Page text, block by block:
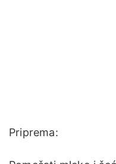
Priprema: